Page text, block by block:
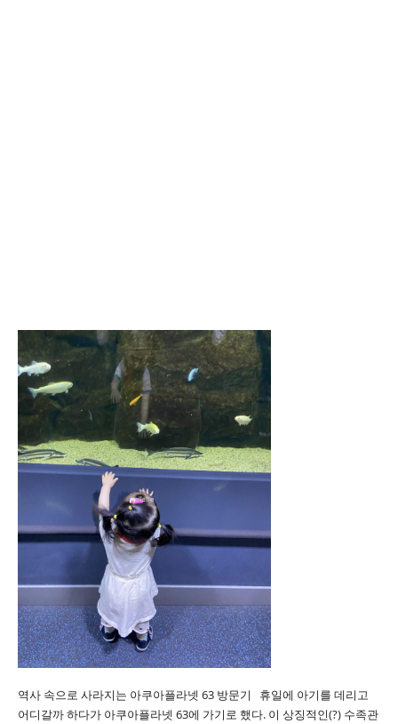
역사 속으로 사라지는 아쿠아플라넷 63 방문기 휴일에 아기를 데리고
어디갈까 하다가 아쿠아플라넷 63에 가기로 했다. 이 상징적인(?) 수족관